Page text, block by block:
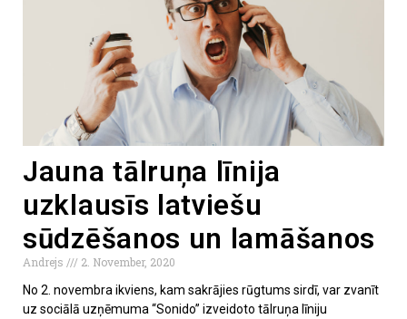
Jauna tālruņa līnija
uzklausīs latviešu
sūdzēšanos un lamāšanos
Andrejs
2. November, 2020
No 2. novembra ikviens, kam sakrājies rūgtums sirdī, var zvanīt
uz sociālā uzņēmuma “Sonido” izveidoto tālruņa līniju